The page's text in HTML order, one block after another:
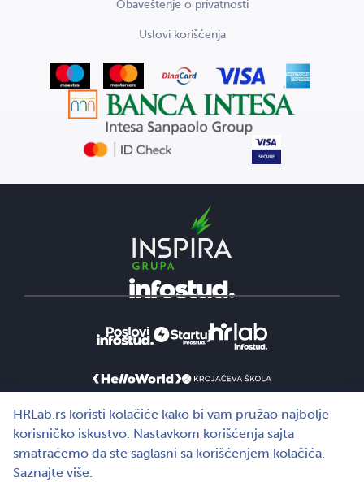
Obaveštenje o privatnosti
Uslovi korišćenja
HRLab.rs koristi kolačiće kako bi vam pružao najbolje
korisničko iskustvo. Nastavkom korišćenja sajta
smatraćemo da ste saglasni sa korišćenjem kolačića.
Saznajte više.